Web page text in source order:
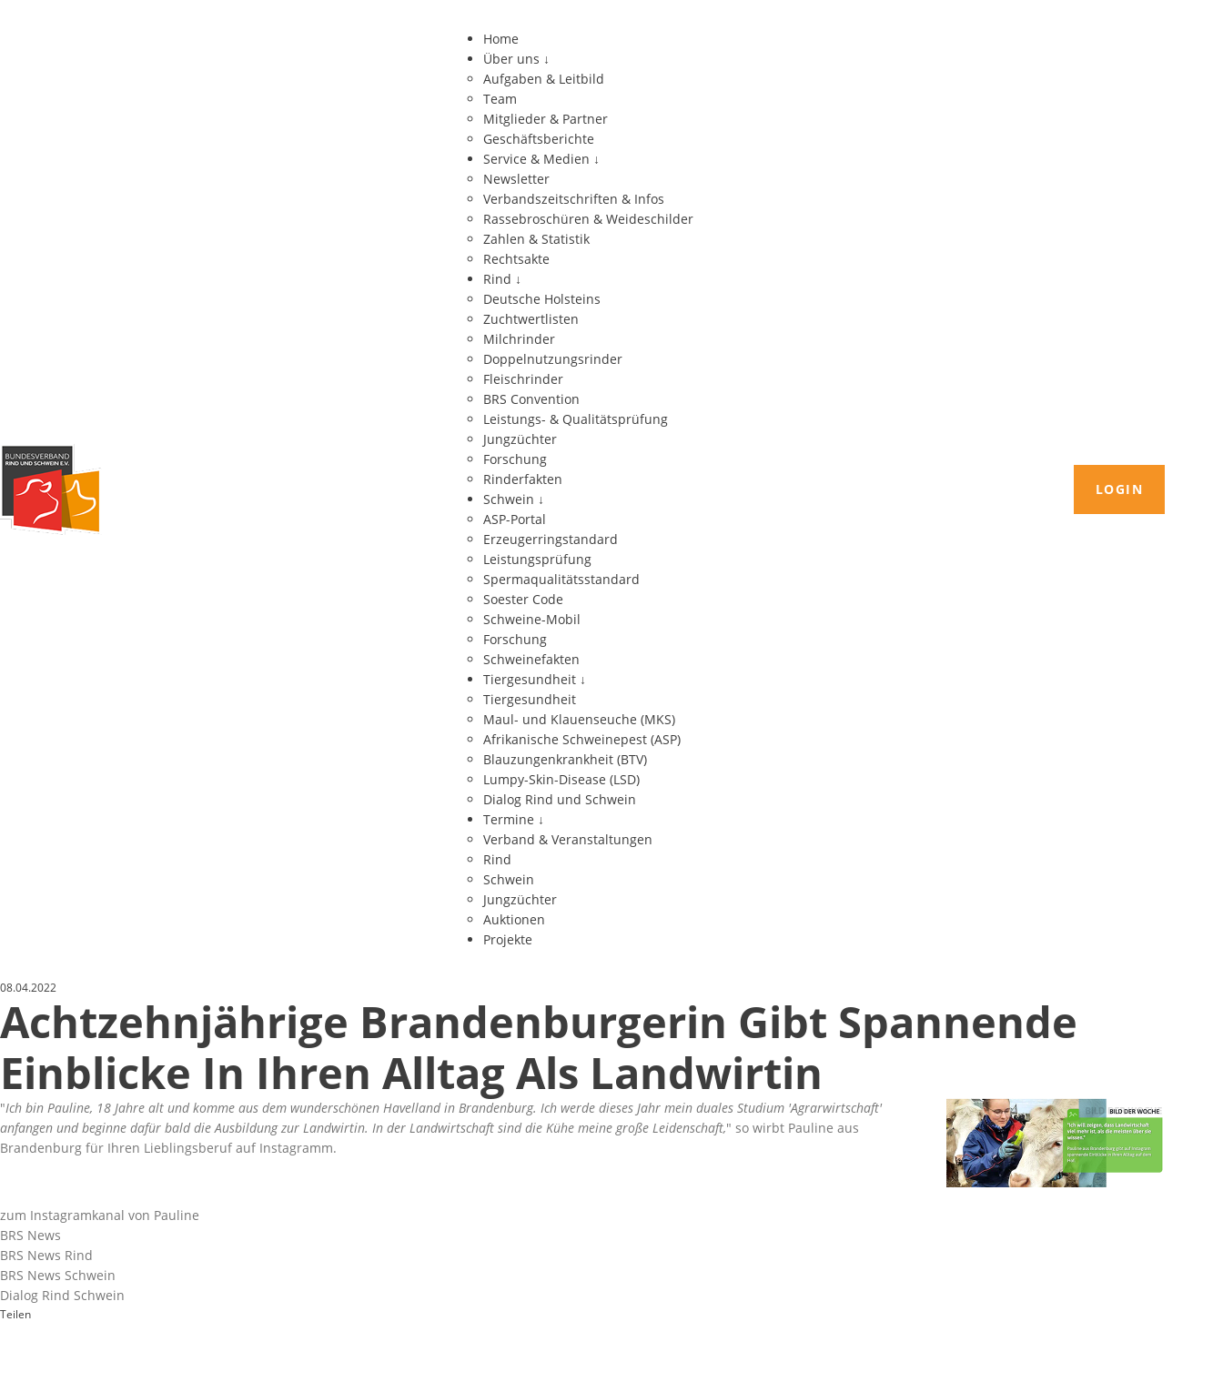
Home
Über uns ↓
Aufgaben & Leitbild
Team
Mitglieder & Partner
Geschäftsberichte
Service & Medien ↓
Newsletter
Verbandszeitschriften & Infos
Rassebroschüren & Weideschilder
Zahlen & Statistik
Rechtsakte
Rind ↓
Deutsche Holsteins
Zuchtwertlisten
Milchrinder
Doppelnutzungsrinder
Fleischrinder
BRS Convention
Leistungs- & Qualitätsprüfung
Jungzüchter
Forschung
Rinderfakten
Schwein ↓
ASP-Portal
Erzeugerringstandard
Leistungsprüfung
Spermaqualitätsstandard
Soester Code
Schweine-Mobil
Forschung
Schweinefakten
Tiergesundheit ↓
Tiergesundheit
Maul- und Klauenseuche (MKS)
Afrikanische Schweinepest (ASP)
Blauzungenkrankheit (BTV)
Lumpy-Skin-Disease (LSD)
Dialog Rind und Schwein
Termine ↓
Verband & Veranstaltungen
Rind
Schwein
Jungzüchter
Auktionen
Projekte
LOGIN
08.04.2022
Achtzehnjährige Brandenburgerin Gibt Spannende
Einblicke In Ihren Alltag Als Landwirtin
Ich bin Pauline, 18 Jahre alt und komme aus dem wunderschönen Havelland in Brandenburg. Ich werde dieses Jahr mein duales Studium 'Agrarwirtschaft'
anfangen und beginne dafür bald die Ausbildung zur Landwirtin. In der Landwirtschaft sind die Kühe meine große Leidenschaft, so wirbt Pauline aus
Brandenburg für Ihren Lieblingsberuf auf Instagramm.
zum Instagramkanal von Pauline
BRS News
BRS News Rind
BRS News Schwein
Dialog Rind Schwein
Teilen